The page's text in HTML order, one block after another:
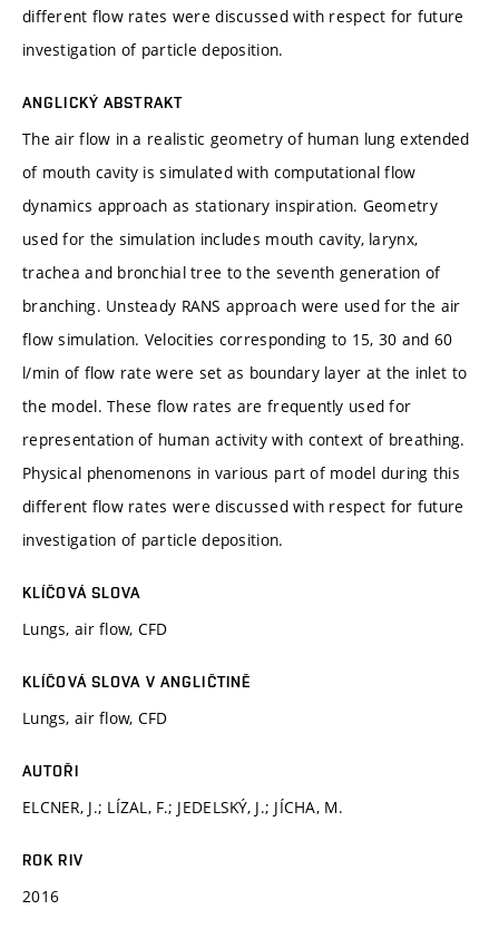
different flow rates were discussed with respect for future
investigation of particle deposition.
ANGLICKÝ ABSTRAKT
The air flow in a realistic geometry of human lung extended
of mouth cavity is simulated with computational flow
dynamics approach as stationary inspiration. Geometry
used for the simulation includes mouth cavity, larynx,
trachea and bronchial tree to the seventh generation of
branching. Unsteady RANS approach were used for the air
flow simulation. Velocities corresponding to 15, 30 and 60
l/min of flow rate were set as boundary layer at the inlet to
the model. These flow rates are frequently used for
representation of human activity with context of breathing.
Physical phenomenons in various part of model during this
different flow rates were discussed with respect for future
investigation of particle deposition.
KLÍČOVÁ SLOVA
Lungs, air flow, CFD
KLÍČOVÁ SLOVA V ANGLIČTINĚ
Lungs, air flow, CFD
AUTOŘI
ELCNER, J.; LÍZAL, F.; JEDELSKÝ, J.; JÍCHA, M.
ROK RIV
2016